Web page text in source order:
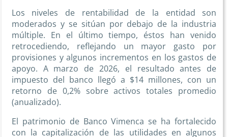
Los niveles de rentabilidad de la entidad son
moderados y se sitúan por debajo de la industria
múltiple. En el último tiempo, éstos han venido
retrocediendo, reflejando un mayor gasto por
provisiones y algunos incrementos en los gastos de
apoyo. A marzo de 2026, el resultado antes de
impuesto del banco llegó a $14 millones, con un
retorno de 0,2% sobre activos totales promedio
(anualizado).
El patrimonio de Banco Vimenca se ha fortalecido
con la capitalización de las utilidades en algunos